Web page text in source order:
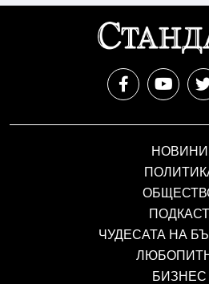
НОВИНИ
ПОДКАСТ
ЧУДЕСАТА НА
БИЗНЕС